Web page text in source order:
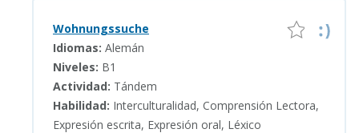
Wohnungssuche
Idiomas: Alemán
Niveles: B1
Actividad: Tándem
Habilidad: Interculturalidad, Comprensión Lectora,
Expresión escrita, Expresión oral, Léxico